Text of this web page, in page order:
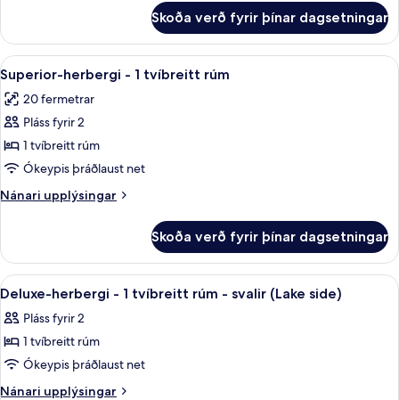
rúm
herbergi
1
tvíbreitt
rúm
Skoða verð fyrir þínar dagsetningar
Skoða
allar
myndir
fyrir
Superior-
herbergi
-
1
rúm
Superior-herbergi - 1 tvíbreitt rúm |
9
Superior-herbergi - 1 tvíbreitt rúm
20 fermetrar
Pláss fyrir 2
1 tvíbreitt rúm
Ókeypis þráðlaust net
Nánari upplýsingar
Nánari
herbergi
1
rúm
Skoða verð fyrir þínar dagsetningar
Skoða
allar
myndir
fyrir
Deluxe-
herbergi
Deluxe-herbergi - 1 tvíbreitt rúm -
6
Deluxe-herbergi - 1 tvíbreitt rúm - svalir (Lake side)
Pláss fyrir 2
1 tvíbreitt rúm
Ókeypis þráðlaust net
Nánari upplýsingar
Nánari